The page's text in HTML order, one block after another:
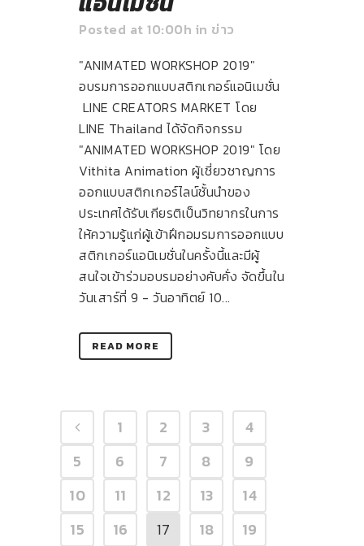
Posted at 10:00h in ข่าว
"ANIMATED WORKSHOP 2019"
อบรมการออกแบบสติกเกอร์แอนิเมชั่น
LINE CREATORS MARKET โดย
LINE Thailand ได้จัดกิจกรรม
"ANIMATED WORKSHOP 2019" โดย
Vithita Animation ผู้เชี่ยวชาญการ
ออกแบบสติกเกอร์ไลน์ชั้นนำของ
ประเทศได้รับเกียรติเป็นวิทยากรในการ
ให้ความรู้แก่ผู้เข้าฝึกอมรมการออกแบบ
สติกเกอร์แอนิเมชั่นในครั้งนี้และมีผู้
สนใจเข้าร่วมอบรมอย่างคับคั่ง จัดขึ้นใน
วันเสาร์ที่ 9 - วันอาทิตย์ 10...
READ MORE
1 2 3
4
5
6 7 8
9
10
11 12 13
14
15
16 17 18
19